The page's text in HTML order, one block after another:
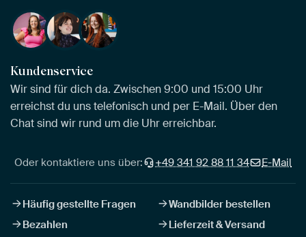
Kundenservice
Wir sind für dich da. Zwischen 9:00 und 15:00 Uhr
erreichst du uns telefonisch und per E-Mail. Über den
Chat sind wir rund um die Uhr erreichbar.
Oder kontaktiere uns über: +49 341 92 88 11 34 E-Mail
Häufig gestellte Fragen
Wandbilder bestellen
Bezahlen
Lieferzeit & Versand